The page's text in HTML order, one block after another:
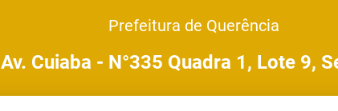
Prefeitura de Querência
Av. Cuiaba - N°335 Quadra 1, Lote 9,